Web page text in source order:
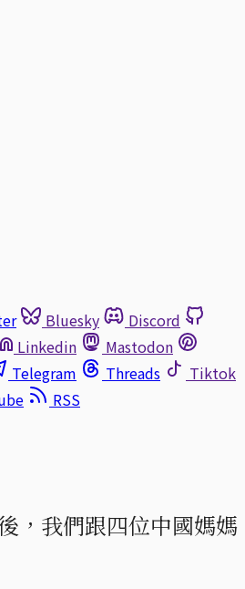
Bluesky
Discord
Linkedin
Mastodon
Telegram Threads
Tiktok
RSS
，我們跟四位中國媽媽